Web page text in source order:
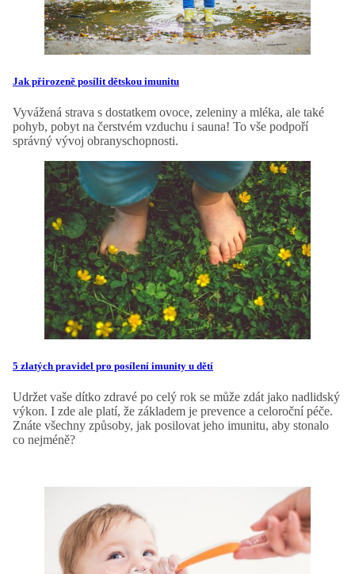
Jak přirozeně posílit dětskou imunitu
Vyvážená strava s dostatkem ovoce, zeleniny a mléka, ale také
pohyb, pobyt na čerstvém vzduchu i sauna! To vše podpoří
správný vývoj obranyschopnosti.
5 zlatých pravidel pro posílení imunity u dětí
Udržet vaše dítko zdravé po celý rok se může zdát jako nadlidský
výkon. I zde ale platí, že základem je prevence a celoroční péče.
Znáte všechny způsoby, jak posilovat jeho imunitu, aby stonalo
co nejméně?